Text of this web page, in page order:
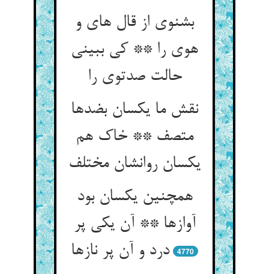
بشنوی از قال های و
هوی را ** کی ببینی
حالت صدتوی را
نقش ما یکسان بضدها
متصف ** خاک هم
یکسان روانشان مختلف
همچنین یکسان بود
آوازها ** آن یکی پر
درد و آن پر نازها
4770